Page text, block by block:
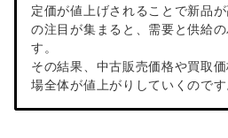
定価が値上げされることで新品
の注目が集まると、需要と供給
す。
その結果、中古販売価格や買取
場全体が値上がりしていくのです